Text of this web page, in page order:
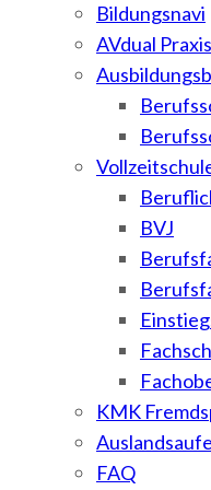
Bildungsnavi
AVdual Praxis
BVJ
KMK
FAQ